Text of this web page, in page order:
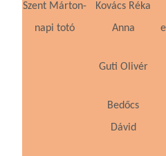
Szent Márton-
napi totó
Kovács Réka
Anna
Guti Olivér
Bedőcs
Dávid